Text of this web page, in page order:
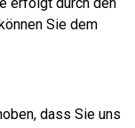
Sie dem
dass Sie uns